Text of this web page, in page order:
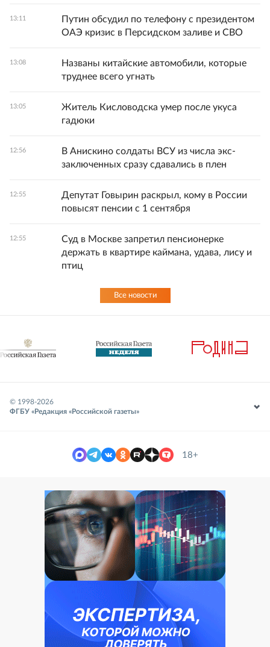
13:11
Путин обсудил по телефону с президентом
ОАЭ кризис в Персидском заливе и СВО
13:08
Названы китайские автомобили, которые
труднее всего угнать
13:05
Житель Кисловодска умер после укуса
гадюки
12:56
В Анискино солдаты ВСУ из числа экс-
заключенных сразу сдавались в плен
12:55
Депутат Говырин раскрыл, кому в России
повысят пенсии с 1 сентября
12:55
Суд в Москве запретил пенсионерке
держать в квартире каймана, удава, лису и
птиц
Все новости
© 1998-2026
ФГБУ «Редакция «Российской газеты»
18+